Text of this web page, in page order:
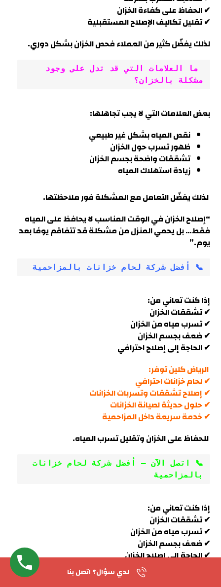
✔ الحفاظ على كفاءة الخزان
✔ تقليل تكاليف الإصلاح المستقبلية
لذلك يفضّل كثير من العملاء فحص الخزان بشكل دوري.
مشكلة بالخزان؟
بعض العلامات التي لا يجب تجاهلها:
نقص المياه بشكل غير طبيعي
ظهور تسرب حول الخزان
تشققات واضحة بجسم الخزان
زيادة استهلاك المياه
لذلك يفضّل التعامل مع المشكلة فور ملاحظتها.
“إصلاح الخزان في الوقت المناسب لا يحافظ على المياه
فقط… بل يحمي المنزل من مشكلة قد تتفاقم يومًا بعد
يوم.”
📞 أفضل شركة لحام خزانات بالمزاحمية
إذا كنت تعاني من:
✔ تشققات الخزان
✔ تسرب مياه من الخزان
✔ ضعف بجسم الخزان
✔ الحاجة إلى إصلاح احترافي
الرياض كلين توفر:
✔ لحام خزانات احترافي
✔ إصلاح تشققات وتسربات الخزانات
✔ حلول حديثة لصيانة الخزانات
✔ خدمة سريعة داخلالمزاحمية
للحفاظ على الخزان وتقليل تسرب المياه.
بالمزاحمية
إذا كنت تعاني من:
✔ تشققات الخزان
✔ تسرب مياه من الخزان
✔ ضعف بجسم الخزان
✔ الحاجة إلى إصلاح الخزان
فإن الرياض كلين توفر:
لدي سؤال؟ اتصل بنا